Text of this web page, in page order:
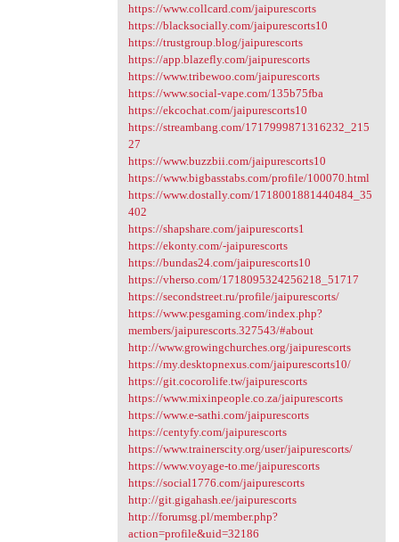
https://www.collcard.com/jaipurescorts
https://blacksocially.com/jaipurescorts10
https://trustgroup.blog/jaipurescorts
https://app.blazefly.com/jaipurescorts
https://www.tribewoo.com/jaipurescorts
https://www.social-vape.com/135b75fba
https://ekcochat.com/jaipurescorts10
https://streambang.com/1717999871316232_215
27
https://www.buzzbii.com/jaipurescorts10
https://www.bigbasstabs.com/profile/100070.html
https://www.dostally.com/1718001881440484_35
402
https://shapshare.com/jaipurescorts1
https://ekonty.com/-jaipurescorts
https://bundas24.com/jaipurescorts10
https://vherso.com/1718095324256218_51717
https://secondstreet.ru/profile/jaipurescorts/
https://www.pesgaming.com/index.php?
members/jaipurescorts.327543/#about
http://www.growingchurches.org/jaipurescorts
https://my.desktopnexus.com/jaipurescorts10/
https://git.cocorolife.tw/jaipurescorts
https://www.mixinpeople.co.za/jaipurescorts
https://www.e-sathi.com/jaipurescorts
https://centyfy.com/jaipurescorts
https://www.trainerscity.org/user/jaipurescorts/
https://www.voyage-to.me/jaipurescorts
https://social1776.com/jaipurescorts
http://git.gigahash.ee/jaipurescorts
http://forumsg.pl/member.php?
action=profile&uid=32186